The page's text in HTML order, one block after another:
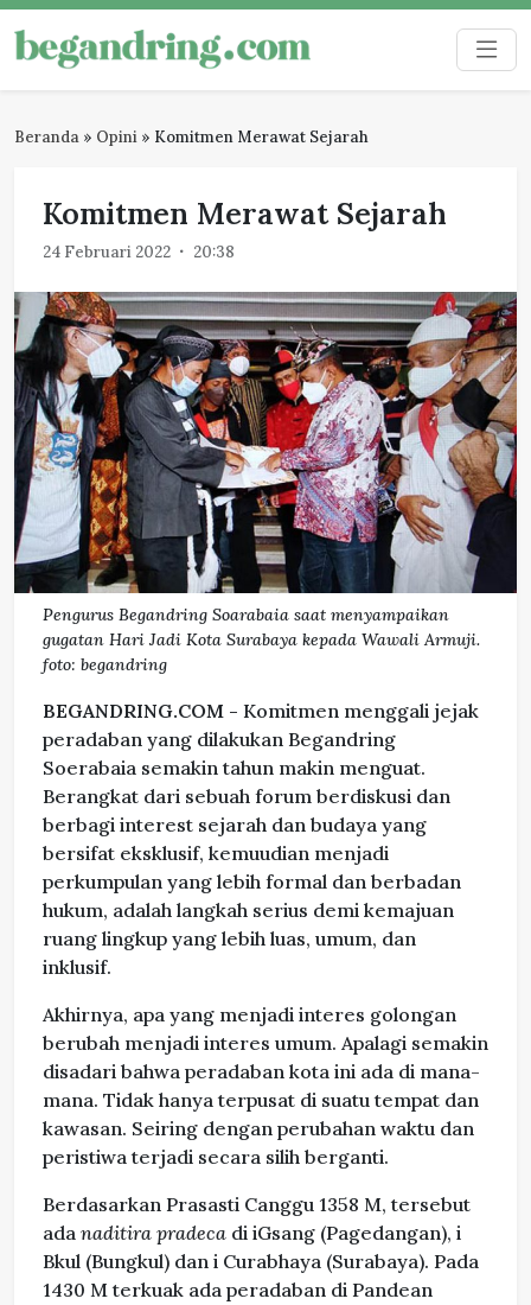
Skip
to
content
Begandring
Menjaga ingatan untuk masa depan
Beranda » Opini » Komitmen Merawat Sejarah
Komitmen Merawat Sejarah
24 Februari 2022 20:38
Pengurus Begandring Soarabaia saat menyampaikan
gugatan Hari Jadi Kota Surabaya kepada Wawali Armuji.
foto: begandring
BEGANDRING.COM - Komitmen menggali jejak
peradaban yang dilakukan Begandring
Soerabaia semakin tahun makin menguat.
Berangkat dari sebuah forum berdiskusi dan
berbagi interest sejarah dan budaya yang
bersifat eksklusif, kemuudian menjadi
perkumpulan yang lebih formal dan berbadan
hukum, adalah langkah serius demi kemajuan
ruang lingkup yang lebih luas, umum, dan
inklusif.
Akhirnya, apa yang menjadi interes golongan
berubah menjadi interes umum. Apalagi semakin
disadari bahwa peradaban kota ini ada di mana-
mana. Tidak hanya terpusat di suatu tempat dan
kawasan. Seiring dengan perubahan waktu dan
peristiwa terjadi secara silih berganti.
Berdasarkan Prasasti Canggu 1358 M, tersebut
ada naditira pradeca di iGsang (Pagedangan), i
Bkul (Bungkul) dan i Curabhaya (Surabaya). Pada
1430 M terkuak ada peradaban di Pandean